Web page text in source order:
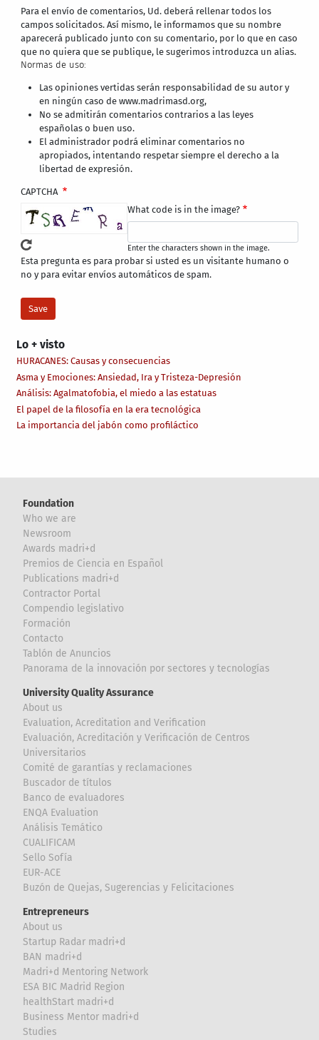
Lo + visto
HURACANES: Causas y consecuencias
Asma y Emociones: Ansiedad, Ira y Tristeza-Depresión
Análisis: Agalmatofobia, el miedo a las estatuas
El papel de la filosofía en la era tecnológica
La importancia del jabón como profiláctico
Para el envío de comentarios, Ud. deberá rellenar todos los
campos solicitados. Así mismo, le informamos que su nombre
aparecerá publicado junto con su comentario, por lo que en caso
que no quiera que se publique, le sugerimos introduzca un alias.
Normas de uso:
Las opiniones vertidas serán responsabilidad de su autor y
en ningún caso de www.madrimasd.org,
No se admitirán comentarios contrarios a las leyes
españolas o buen uso.
El administrador podrá eliminar comentarios no
apropiados, intentando respetar siempre el derecho a la
libertad de expresión.
CAPTCHA
What code is in the image?
Enter the characters shown in the image.
Esta pregunta es para probar si usted es un visitante humano o
no y para evitar envíos automáticos de spam.
Foundation
Who we are
Newsroom
Awards madri+d
Premios de Ciencia en Español
Publications madri+d
Contractor Portal
Compendio legislativo
Formación
Contacto
Tablón de Anuncios
Panorama de la innovación por sectores y tecnologías
University Quality Assurance
About us
Evaluation, Acreditation and Verification
Evaluación, Acreditación y Verificación de Centros
Universitarios
Comité de garantías y reclamaciones
Buscador de títulos
Banco de evaluadores
ENQA Evaluation
Análisis Temático
CUALIFICAM
Sello Sofía
EUR-ACE
Buzón de Quejas, Sugerencias y Felicitaciones
Entrepreneurs
About us
Startup Radar madri+d
BAN madri+d
Madri+d Mentoring Network
ESA BIC Madrid Region
healthStart madri+d
Business Mentor madri+d
Studies